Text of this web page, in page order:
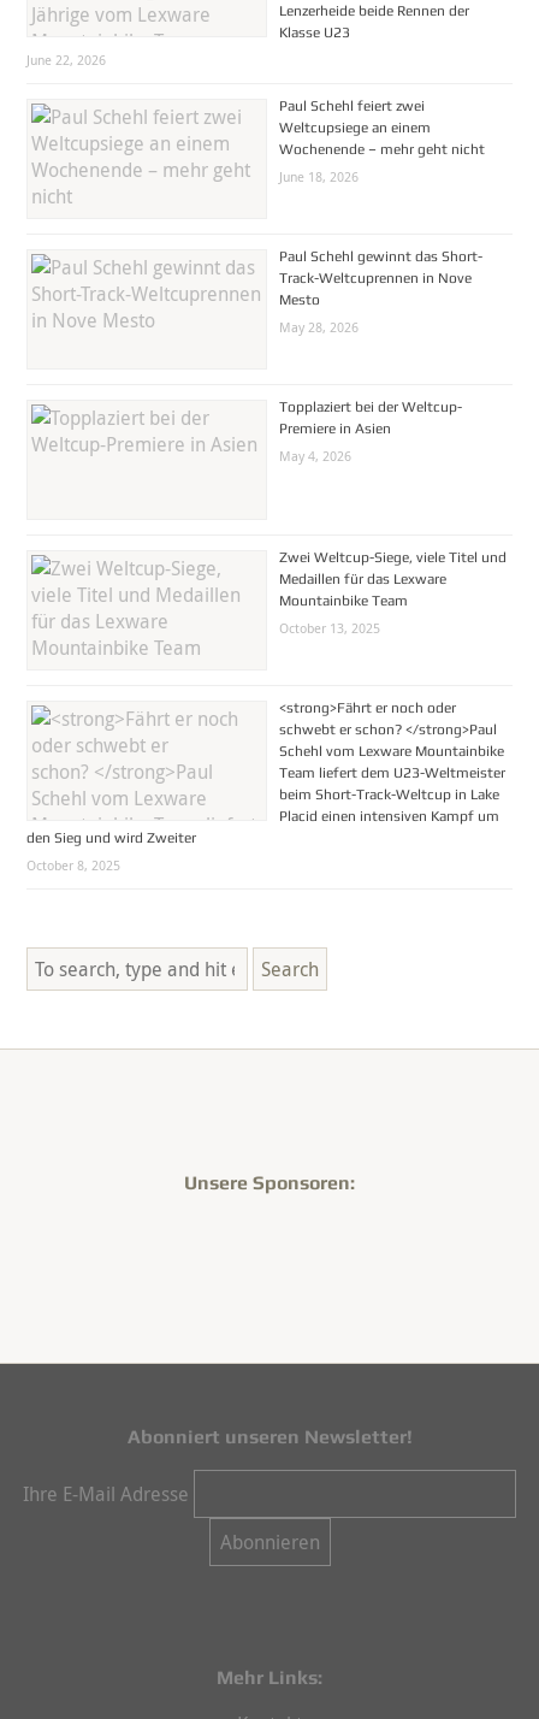
Lenzerheide beide Rennen der
Klasse U23
June 22, 2026
Paul Schehl feiert zwei
Weltcupsiege an einem
Wochenende – mehr geht nicht
June 18, 2026
Paul Schehl gewinnt das Short-
Track-Weltcuprennen in Nove
Mesto
May 28, 2026
Topplaziert bei der Weltcup-
Premiere in Asien
May 4, 2026
Zwei Weltcup-Siege, viele Titel und
Medaillen für das Lexware
Mountainbike Team
October 13, 2025
<strong>Fährt er noch oder
schwebt er schon? </strong>Paul
Schehl vom Lexware Mountainbike
Team liefert dem U23-Weltmeister
beim Short-Track-Weltcup in Lake
Placid einen intensiven Kampf um
den Sieg und wird Zweiter
October 8, 2025
Search
Unsere Sponsoren:
Abonniert unseren Newsletter!
Ihre E-Mail Adresse
Mehr Links: